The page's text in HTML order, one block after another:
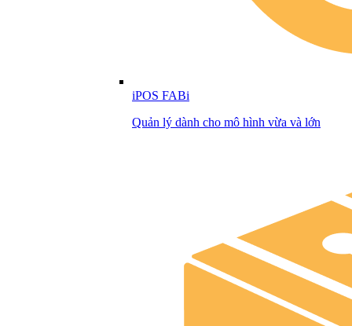
iPOS FABi
Quản lý dành cho mô hình vừa và lớn